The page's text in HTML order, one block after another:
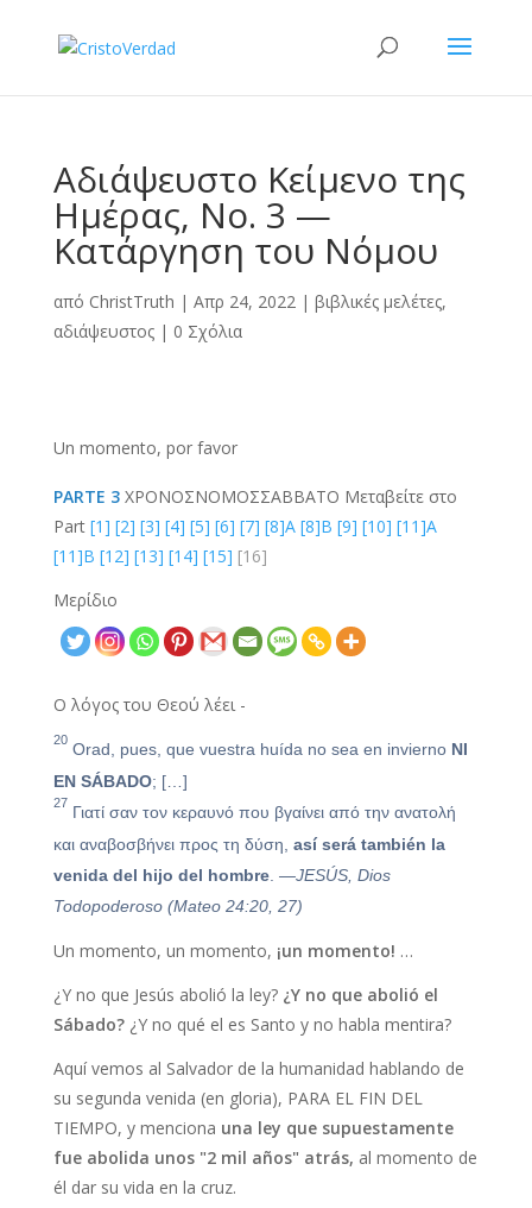
Αδιάψευστο Κείμενο της
Ημέρας, Νο. 3 —
Κατάργηση του Νόμου
από ChristTruth | Απρ 24, 2022| βιβλικές μελέτες,
αδιάψευστος| 0 Σχόλια
Un momento, por favor
PARTE 3 ΧΡΟΝΟΣΝΟΜΟΣΣΑΒΒΑΤΟ Μεταβείτε στο
Part [1] [2] [3] [4] [5] [6] [7] [8]Α [8]Β [9] [10] [11]Α
[11]Β [12] [13] [14] [15] [16]
Μερίδιο
Ο λόγος του Θεού λέει -
20Orad, pues, que vuestra huída no sea en invierno NI
EN SÁBADO; […]
27 Γιατί σαν τον κεραυνό που βγαίνει από την ανατολή
και αναβοσβήνει προς τη δύση, así será también la
venida del hijo del hombre. —JESÚS, Dios
Todopoderoso (Mateo 24:20, 27)
Un momento, un momento, ¡un momento! …
¿Y no que Jesús abolió la ley? ¿Y no que abolió el
Sábado?¿Y no qué el es Santo y no habla mentira?
Aquí vemos al Salvador de la humanidad hablando de
su segunda venida (en gloria), PARA EL FIN DEL
TIEMPO, y menciona una ley que supuestamente
fue abolida unos "2 mil años" atrás, al momento de
él dar su vida en la cruz.